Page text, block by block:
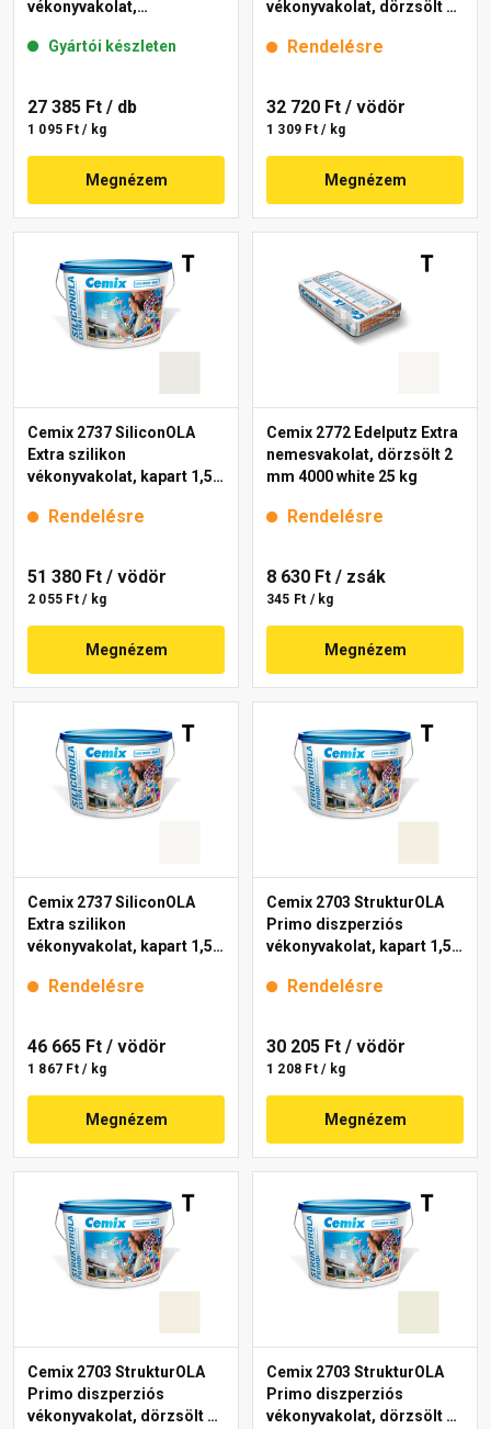
vékonyvakolat,
fehér 25 kg
Gyártói készleten
27 385 Ft / db
1 095 Ft / kg
Megnézem
vékonyvakolat, dörzsölt 2
Rendelésre
32 720 Ft / vödör
1 309 Ft / kg
Megnézem
Cemix 2737 SiliconOLA
Extra szilikon
vékonyvakolat, kapart 1,5
Rendelésre
51 380 Ft / vödör
2 055 Ft / kg
Megnézem
Cemix 2772 Edelputz Extra
nemesvakolat, dörzsölt 2
mm 4000 white 25 kg
Rendelésre
8 630 Ft / zsák
345 Ft / kg
Megnézem
Cemix 2737 SiliconOLA
Extra szilikon
vékonyvakolat, kapart 1,5
Rendelésre
46 665 Ft / vödör
1 867 Ft / kg
Megnézem
Cemix 2703 StrukturOLA
Primo diszperziós
vékonyvakolat, kapart 1,5
Rendelésre
30 205 Ft / vödör
1 208 Ft / kg
Megnézem
Cemix 2703 StrukturOLA
Primo diszperziós
vékonyvakolat, dörzsölt 2
Cemix 2703 StrukturOLA
Primo diszperziós
vékonyvakolat, dörzsölt 2